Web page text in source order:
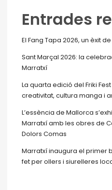
Entrades
El Fang Tapa 2026, un èxit
Sant Marçal 2026: la
Marratxí
La quarta edició del Friki
creativitat, cultura manga i
L’essència de Mallorca
Marratxí amb les obres de
Dolors Comas
Marratxí inaugura el primer
fet per ollers i siurelleres